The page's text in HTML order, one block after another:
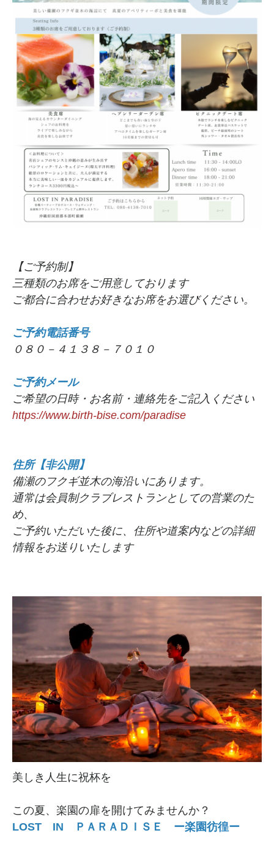
【ご予約制】
三種類のお席をご用意しております
ご都合に合わせお好きなお席をお選びください。
ご予約電話番号
０８０－４１３８－７０１０
ご予約メール
ご希望の日時・お名前・連絡先をご記入ください
https://www.birth-bise.com/paradise
住所【非公開】
備瀬のフクギ並木の海沿いにあります。
通常は会員制クラブレストランとしての営業のた
め、
ご予約いただいた後に、住所や道案内などの詳細
情報をお送りいたします
美しき人生に祝杯を
この夏、楽園の扉を開けてみませんか？
LOST IN ＰＡＲＡＤＩＳＥ ー楽園彷徨ー